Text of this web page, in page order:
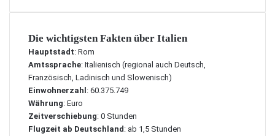
Die wichtigsten Fakten über Italien
Hauptstadt: Rom
Amtssprache: Italienisch (regional auch Deutsch,
Französisch, Ladinisch und Slowenisch)
Einwohnerzahl : 60.375.749
Währung: Euro
Zeitverschiebung: 0 Stunden
Flugzeit ab Deutschland : ab 1,5 Stunden